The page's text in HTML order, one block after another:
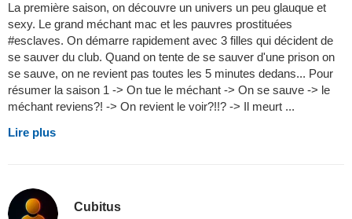
La première saison, on découvre un univers un peu glauque et
sexy. Le grand méchant mac et les pauvres prostituées
#esclaves. On démarre rapidement avec 3 filles qui décident de
se sauver du club. Quand on tente de se sauver d'une prison on
se sauve, on ne revient pas toutes les 5 minutes dedans... Pour
résumer la saison 1 -> On tue le méchant -> On se sauve -> le
méchant reviens?! -> On revient le voir?!!? -> Il meurt ...
Lire plus
Cubitus